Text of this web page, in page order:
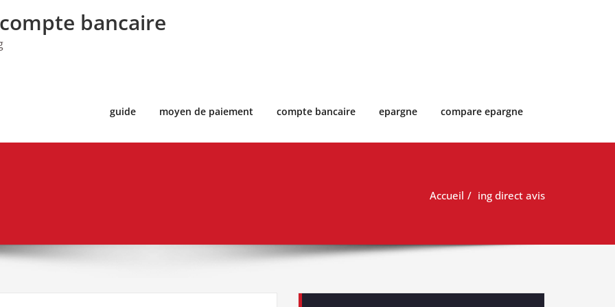
bancaire
guide moyen de paiement compte bancaire epargne compare epargne
Accueil ing direct avis